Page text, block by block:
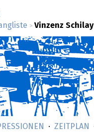
> Vinzenz Schilay
ZEITPLAN